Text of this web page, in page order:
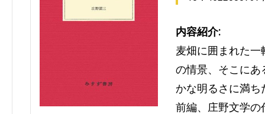
内容紹介:
麦畑に囲まれた
の情景、そこにあ
かな明るさに満ち
前編、庄野文学の